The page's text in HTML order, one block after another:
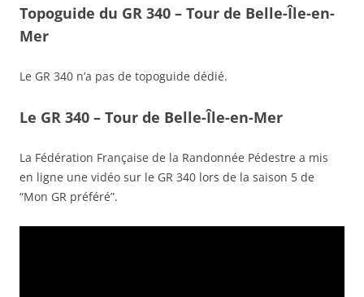
Topoguide du GR 340 – Tour de Belle-Île-en-
Mer
Le GR 340 n’a pas de topoguide dédié.
Le GR 340 – Tour de Belle-Île-en-Mer
La Fédération Française de la Randonnée Pédestre a mis
en ligne une vidéo sur le GR 340 lors de la saison 5 de
“Mon GR préféré”.